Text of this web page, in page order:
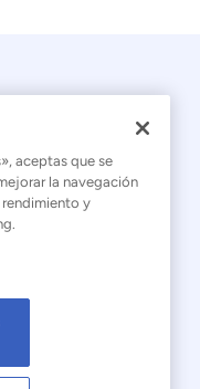
reservados.
moderna
uso del sitio web
Mapa del sitio
aceptas que se
la navegación
rendimiento y